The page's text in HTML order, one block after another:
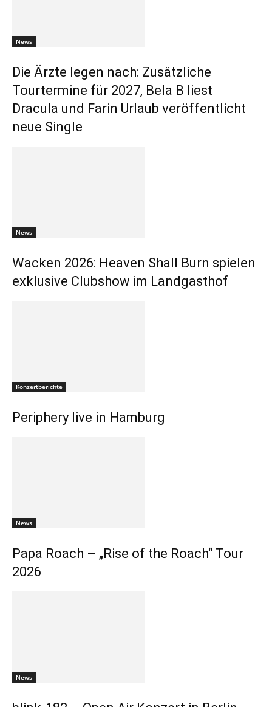
News
Die Ärzte legen nach: Zusätzliche
Tourtermine für 2027, Bela B liest
Dracula und Farin Urlaub veröffentlicht
neue Single
News
Wacken 2026: Heaven Shall Burn spielen
exklusive Clubshow im Landgasthof
Konzertberichte
Periphery live in Hamburg
News
Papa Roach – „Rise of the Roach“ Tour
2026
News